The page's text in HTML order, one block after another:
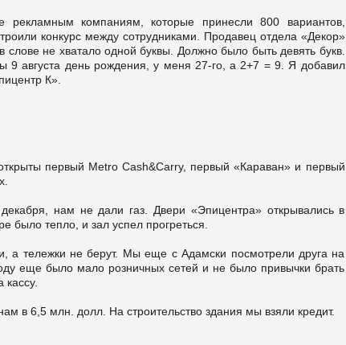
компаниям, которые принесли 800 вариантов,
конкурс между сотрудниками. Продавец отдела «Декор»
не хватало одной буквы. Должно было быть девять букв.
августа день рождения, у меня 27-го, а 2+7 = 9. Я добавил
К».
первый Metro Cash&Carry, первый «Караван» и первый
нам не дали газ. Двери «Эпицентра» открывались в
было тепло, и зал успел прогреться.
а тележки не берут. Мы еще с Адамски посмотрели друга на
еще было мало розничных сетей и не было привычки брать
в 6,5 млн. долл. На строительство здания мы взяли кредит.